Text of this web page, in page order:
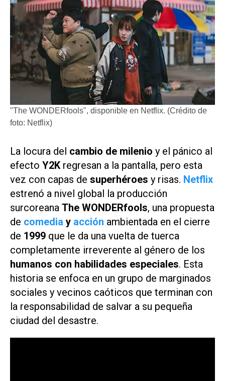
"The WONDERfools", disponible en Netflix. (Crédito de
foto: Netflix)
La locura del cambio de milenio y el pánico al
efecto Y2K regresan a la pantalla, pero esta
vez con capas de superhéroes y risas. Netflix
estrenó a nivel global la producción
surcoreana The WONDERfools, una propuesta
de comedia y acción ambientada en el cierre
de 1999 que le da una vuelta de tuerca
completamente irreverente al género de los
humanos con habilidades especiales. Esta
historia se enfoca en un grupo de marginados
sociales y vecinos caóticos que terminan con
la responsabilidad de salvar a su pequeña
ciudad del desastre.